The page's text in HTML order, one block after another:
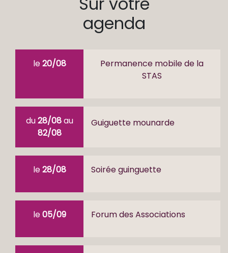
agenda
le20/08
Permanence mobile de la
STAS
du28/08au
82/08
Guiguette mounarde
le28/08 Soirée guinguette
le05/09 Forum des Associations